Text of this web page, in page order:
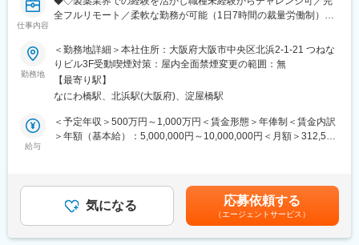
・従業員教育の充実と働き方改革の実践
・地域に所在する病院、施設(自宅含む)との連携強化
・共同購買、本部機能、ICT導入による業務オペレーションの効率
化
・金融機関からの信頼を背景とした成長資金の提供
・経営承継後における後継者の確保と体制構築
■組織体制
CHCPグループ企業数／社員数
・企業数：9社
・社員数：約150名
仕事内容
全フルリモート／柔軟な勤務が可能（1日7時間の裁量労働制）／
戦略のコンサルティング会社◆◇
■仕事内容：
医薬品開発におけるCMC領域を中心に、コンサルティングおよび
各種申請資料の作成業務をお任せします。
新薬承認に関わる品質・製造・試験に関する戦略立案から資料作
成までを担っていただきます。
る資料の整備・評価・助言・企画の設定
・製造方法/試験方法に関する資料の評価・助言
・安定性試験に関する資料の評価・助言
勤務地
＜勤務地詳細＞本社住所：大阪府大阪市中央区北浜2-1-21 つねな
りビル3F受動喫煙対策：屋内全面禁煙変更の範囲：無
【最寄り駅】
なにわ橋駅、北浜駅(大阪府)、淀屋橋駅
給与
＜予定年収＞500万円～1,000万円＜賃金形態＞年俸制＜賃金内訳
＞年額（基本給）：5,000,000円～10,000,000円＜月額＞312,500
平均で夏2ヶ月分、冬2ヶ月分）賃金はあくまでも目安の金額であ
り、選考を通じて上下する可能性があります。月給(月額)は固定手
当を含めた表記です。
気になる 応募依頼する
（エージェントサービス）